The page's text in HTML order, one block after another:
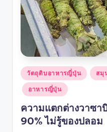
Posted
in
วัตถุดิบอาหารญี่ปุ่น สมุ
อาหารญี่ปุ่น
ความแตกต่างวาซ
90% ไม่รู้ของปลอม